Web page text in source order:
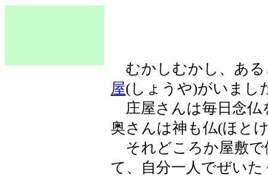
むかしむかし、ある
屋(しょうや)がいまし
庄屋さんは毎日念仏
奥さんは神も仏(ほと
それどころか屋敷で
て、自分一人でぜい